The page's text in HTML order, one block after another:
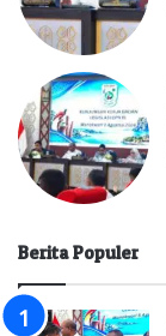
Berita Populer